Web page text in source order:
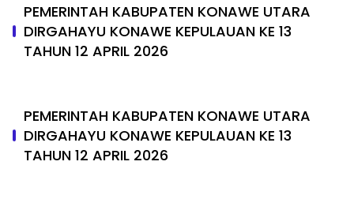
PEMERINTAH KABUPATEN KONAWE UTARA
DIRGAHAYU KONAWE KEPULAUAN KE 13
TAHUN 12 APRIL 2026
PEMERINTAH KABUPATEN KONAWE UTARA
DIRGAHAYU KONAWE KEPULAUAN KE 13
TAHUN 12 APRIL 2026